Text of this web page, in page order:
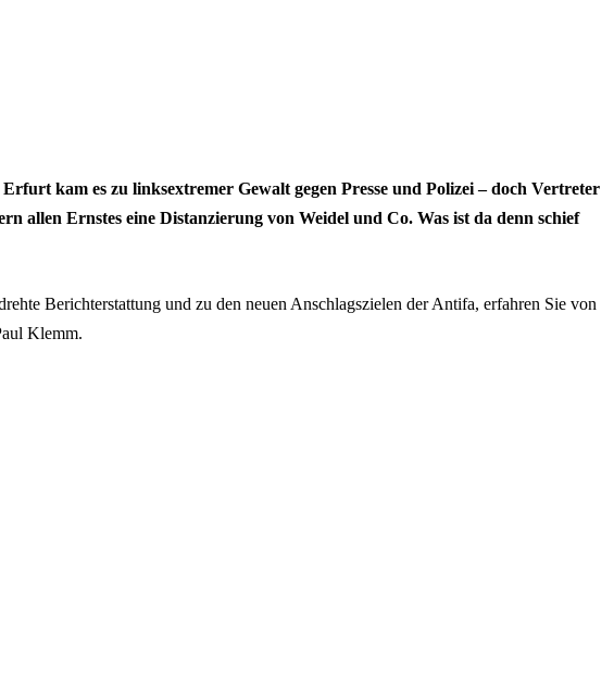
kam es zu linksextremer Gewalt gegen Presse und Polizei – doch Vertreter
allen Ernstes eine Distanzierung von Weidel und Co. Was ist da denn schief
Berichterstattung und zu den neuen Anschlagszielen der Antifa, erfahren Sie von
Klemm.